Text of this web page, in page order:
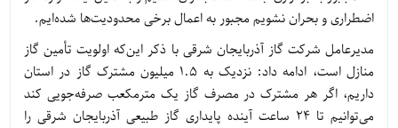
اضطراری و بحران نشویم مجبور به اعمال برخی محدودیت‌ها شده‌ایم.
مدیرعامل شرکت گاز آذربایجان شرقی با ذکر این‌که اولویت تأمین گاز
منازل است، ادامه داد: نزدیک به 1.5 میلیون مشترک گاز در استان
داریم، اگر هر مشترک در مصرف گاز یک مترمکعب صرفه‌جویی کند
می‌توانیم تا 24 ساعت آینده پایداری گاز طبیعی آذربایجان شرقی را